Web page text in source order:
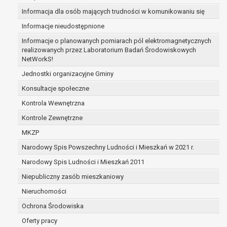
Informacja dla osób mających trudności w komunikowaniu się
Informacje nieudostępnione
Informacje o planowanych pomiarach pól elektromagnetycznych
realizowanych przez Laboratorium Badań Środowiskowych
NetWorkS!
Jednostki organizacyjne Gminy
Konsultacje społeczne
Kontrola Wewnętrzna
Kontrole Zewnętrzne
MKZP
Narodowy Spis Powszechny Ludności i Mieszkań w 2021 r.
Narodowy Spis Ludności i Mieszkań 2011
Niepubliczny zasób mieszkaniowy
Nieruchomości
Ochrona Środowiska
Oferty pracy
prawo do żądania usunięcia danych osobowych
bycia zapomnianym) na podstawie art. 17 RODO, w
gdy:
dane nie są już niezbędne do celów, dla
zebrane lub w inny sposób przetwarzane,
osoba, której dane dotyczą, wniosła sprzeciw
przetwarzania danych osobowych,
osoba, której dane dotyczą wycofała zgodę
przetwarzanie danych osobowych, która jest
przetwarzania danych i nie ma innej
przetwarzania danych,
dane osobowe muszą być usunięte w celu
się z obowiązku wynikającego z przepisów
prawo do żądania ograniczenia przetwarzania
osobowych na podstawie art. 18 RODO, w
danych osobowych – na okres pozwalający
administratorowi sprawdzić prawidłowość